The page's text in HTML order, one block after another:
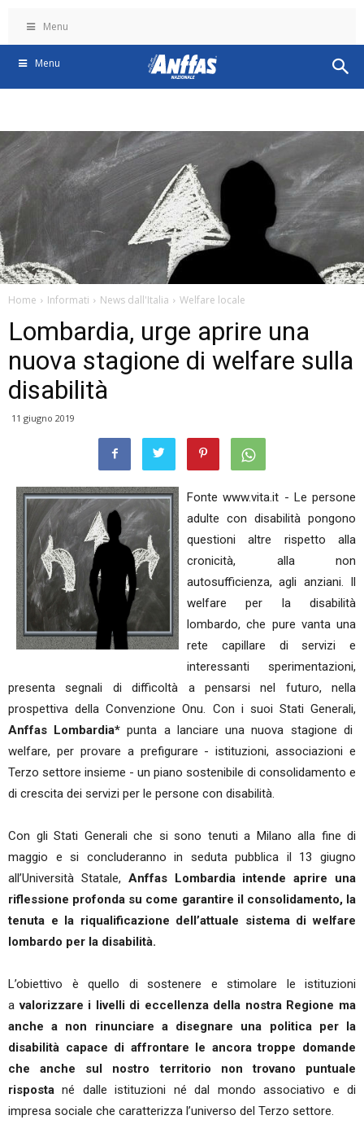
Menu
Menu
Home Informati News dall'Italia Welfare locale
Lombardia, urge aprire una
nuova stagione di welfare sulla
disabilità
11 giugno 2019
Fonte www.vita.it - Le persone
adulte con disabilità pongono
questioni altre rispetto alla
cronicità, alla non
autosufficienza, agli anziani. Il
welfare per la disabilità
lombardo, che pure vanta una
rete capillare di servizi e
interessanti sperimentazioni,
presenta segnali di difficoltà a pensarsi nel futuro, nella
prospettiva della Convenzione Onu. Con i suoi Stati Generali,
Anffas Lombardia*punta a lanciare una nuova stagione di
welfare, per provare a prefigurare - istituzioni, associazioni e
Terzo settore insieme - un piano sostenibile di consolidamento e
di crescita dei servizi per le persone con disabilità.
Con gli Stati Generali che si sono tenuti a Milano alla fine di
maggio e si concluderanno in seduta pubblica il 13 giugno
all’Università Statale, Anffas Lombardia intende aprire una
riflessione profonda su come garantire il consolidamento, la
tenuta e la riqualificazione dell’attuale sistema di welfare
lombardo per la disabilità.
L’obiettivo è quello di sostenere e stimolare le istituzioni
avalorizzare i livelli di eccellenza della nostra Regione ma
anche a non rinunciare a disegnare una politica per la
disabilità capace di affrontare le ancora troppe domande
che anche sul nostro territorio non trovano puntuale
rispostané dalle istituzioni né dal mondo associativo e di
impresa sociale che caratterizza l’universo del Terzo settore.